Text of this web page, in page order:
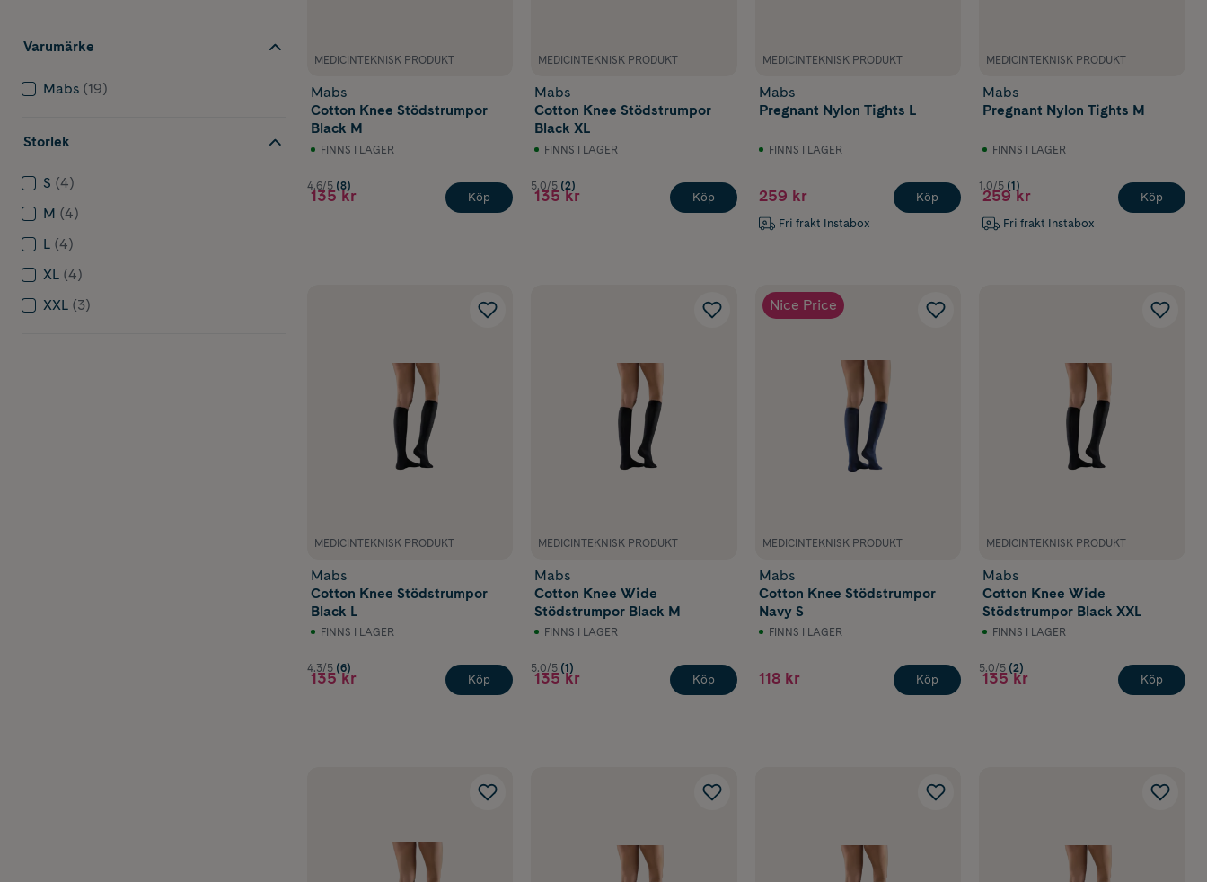
När bör man börja använda stödstrumpor som gravid?
Varumärke
Mabs (19)
Storlek
S (4)
M (4)
L (4)
XL (4)
XXL (3)
MEDICINTEKNISK PRODUKT
Mabs
Cotton Knee Stödstrumpor
Black M
FINNS I LAGER
4.6/5 (8)
135 kr Köp
MEDICINTEKNISK PRODUKT
Mabs
Cotton Knee Stödstrumpor
Black XL
FINNS I LAGER
5.0/5 (2)
135 kr Köp
MEDICINTEKNISK PRODUKT
Mabs
Pregnant Nylon Tights L
FINNS I LAGER
259 kr
Fri frakt Instabox
Köp
MEDICINTEKNISK PRODUKT
Mabs
Pregnant Nylon Tights M
FINNS I LAGER
1.0/5 (1)
259 kr
Fri frakt Instabox
Köp
MEDICINTEKNISK PRODUKT
Mabs
Cotton Knee Stödstrumpor
Black L
FINNS I LAGER
4.3/5 (6)
135 kr Köp
MEDICINTEKNISK PRODUKT
Mabs
Cotton Knee Wide
Stödstrumpor Black M
FINNS I LAGER
5.0/5 (1)
135 kr Köp
Nice Price
MEDICINTEKNISK PRODUKT
Mabs
Cotton Knee Stödstrumpor
Navy S
FINNS I LAGER
118 kr Köp
MEDICINTEKNISK PRODUKT
Mabs
Cotton Knee Wide
Stödstrumpor Black XXL
FINNS I LAGER
5.0/5 (2)
135 kr Köp